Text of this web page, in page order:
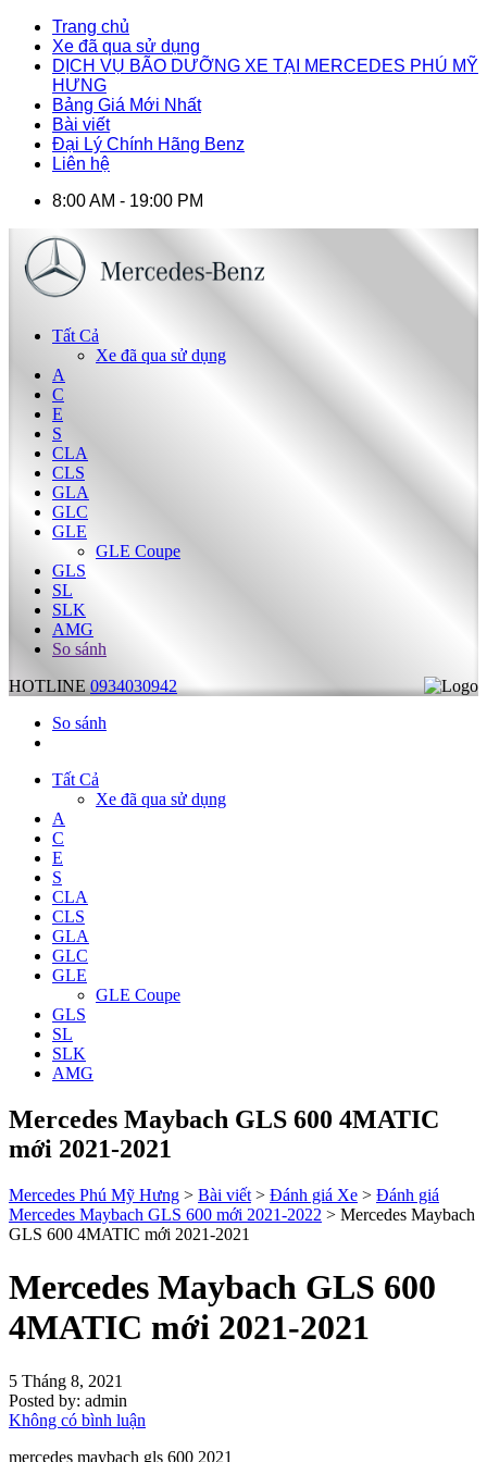
Trang chủ
Xe đã qua sử dụng
DỊCH VỤ BÃO DƯỠNG XE TẠI MERCEDES PHÚ MỸ
HƯNG
Bảng Giá Mới Nhất
Bài viết
Đại Lý Chính Hãng Benz
Liên hệ
8:00 AM - 19:00 PM
Tất Cả
Xe đã qua sử dụng
A
C
E
S
CLA
CLS
GLA
GLC
GLE
GLE Coupe
GLS
SL
SLK
AMG
So sánh
HOTLINE 0934030942
So sánh
Tất Cả
Xe đã qua sử dụng
A
C
E
S
CLA
CLS
GLA
GLC
GLE
GLE Coupe
GLS
SL
SLK
AMG
Mercedes Maybach GLS 600 4MATIC
mới 2021-2021
Mercedes Phú Mỹ Hưng > Bài viết > Đánh giá Xe > Đánh giá
Mercedes Maybach GLS 600 mới 2021-2022 > Mercedes Maybach
GLS 600 4MATIC mới 2021-2021
Mercedes Maybach GLS 600
4MATIC mới 2021-2021
5 Tháng 8, 2021
Posted by: admin
Không có bình luận
mercedes maybach gls 600 2021